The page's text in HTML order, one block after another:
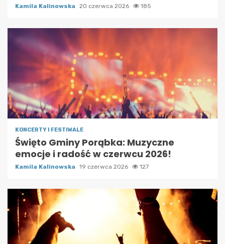
Kamila Kalinowska 20 czerwca 2026 185
KONCERTY I FESTIWALE
Święto Gminy Porąbka: Muzyczne
emocje i radość w czerwcu 2026!
Kamila Kalinowska 19 czerwca 2026 127